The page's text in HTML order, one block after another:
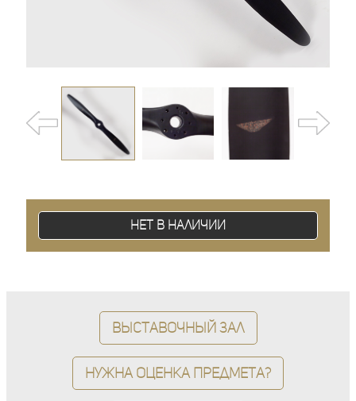
Нет в наличии
Выставочный зал
Нужна оценка предмета?